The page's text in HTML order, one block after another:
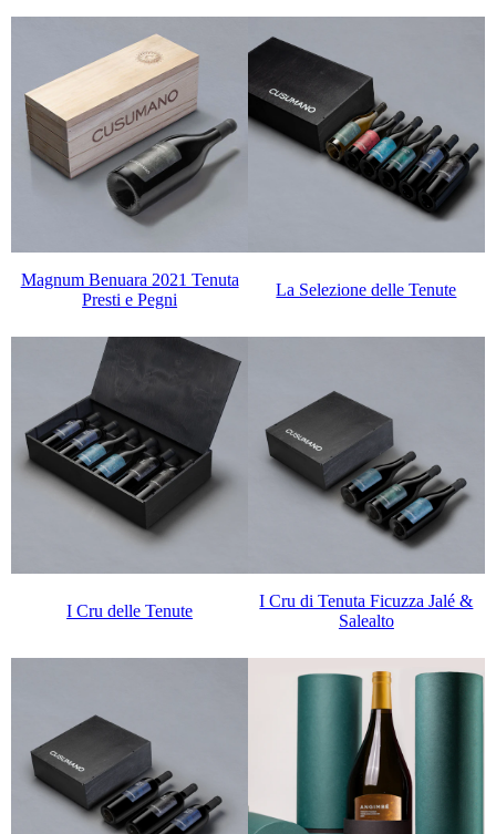
Magnum Benuara 2021 Tenuta
Presti e Pegni
La Selezione delle Tenute
I Cru delle Tenute
I Cru di Tenuta Ficuzza Jalé &
Salealto